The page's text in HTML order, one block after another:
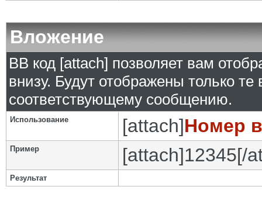
Вложение
BB код [attach] позволяет вам
внизу. Будут отображены только
соответствующему сообщению.
Использование [attach]Номер
Пример [attach]12345[/
Результат